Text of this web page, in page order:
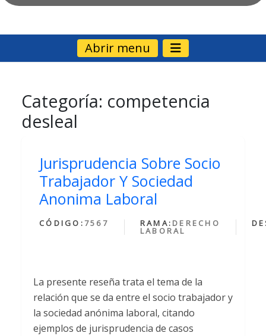
Abrir menu
Categoría: competencia
desleal
Jurisprudencia Sobre Socio
Trabajador Y Sociedad
Anonima Laboral
CÓDIGO: 7567 RAMA: DERECHO
LABORAL
La presente reseña trata el tema de la
relación que se da entre el socio trabajador y
la sociedad anónima laboral, citando
ejemplos de jurisprudencia de casos